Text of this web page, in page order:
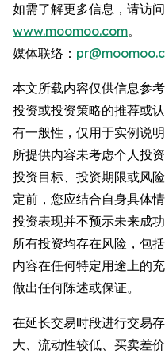
如需了解更多信息，请访
www.moomoo.com。
媒体联络：
本文所载内容仅供信息参
投资或投资策略的推荐或
有一般性，仅用于实例说
所提供内容未考虑个人投
投资目标、投资期限或风
定前，您应结合自身具体
投资表现并不预示未来成
所有投资均存在风险，包
内容在任何特定用途上的
做出任何陈述或保证。
在延长交易时段进行交易
大、流动性较低、买卖差